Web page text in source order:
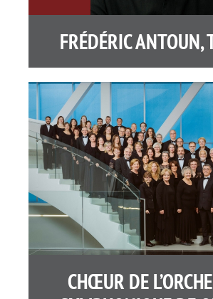
FRÉDÉRIC ANTOUN,
CHŒUR DE